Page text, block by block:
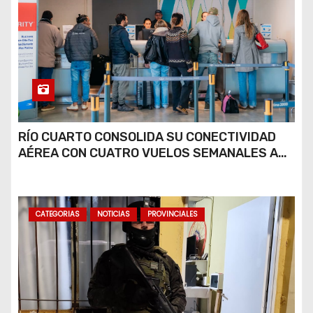
RÍO CUARTO CONSOLIDA SU CONECTIVIDAD
AÉREA CON CUATRO VUELOS SEMANALES A
CATEGORIAS NOTICIAS PROVINCIALES